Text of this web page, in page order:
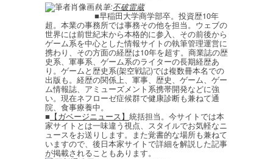
執筆:不破雷蔵
■早稲田大学商学部卒。投資歴10年
超。本業の事務所では事務その他を担当。ウェブの
世界には前世紀末から本格的に参入、その前後から
ゲーム系を中心とした情報サイトの執筆管理運営に
携わり、その方面の経歴は10年を超す。商業誌の歴
史系、軍事系、ゲーム系のライターの長期経歴あ
り。ゲームと歴史系(架空戦記)では複数冊本名での
出版も。経歴の関係上、軍事、歴史、ゲーム、ゲー
ム情報誌、アミューズメント系携帯開発などに強
い。現在ネフローゼ症候群で健康診断も兼ねて通
院、食事療養中。
■ 【ガベージニュース】 統括担当。今サイトでは本
家サイトとは一味違う視点、スタイルでお気軽なニ
ュースをお送りします。また覚書的な場所も兼ねて
いますので、後日本家サイトで詳細を解説した記事
が掲載されることもあります。